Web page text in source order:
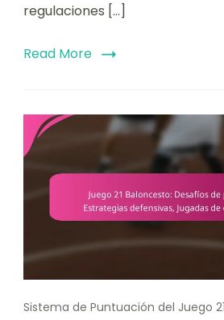
regulaciones […]
Read More
Sistema de Puntuación del Juego